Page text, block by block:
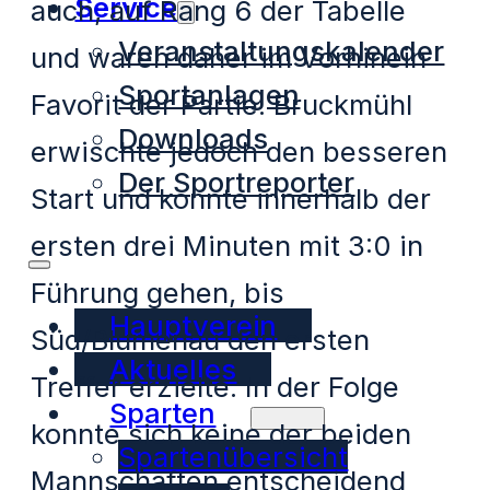
Service
Veranstaltungskalender
Sportanlagen
Downloads
Der Sportreporter
Hauptverein
Aktuelles
Sparten
Spartenübersicht
auch, auf Rang 6 der Tabelle
und waren daher im Vorhinein
Favorit der Partie. Bruckmühl
erwischte jedoch den besseren
Start und konnte innerhalb der
ersten drei Minuten mit 3:0 in
Führung gehen, bis
Süd/Blumenau den ersten
Treffer erzielte. In der Folge
konnte sich keine der beiden
Mannschaften entscheidend